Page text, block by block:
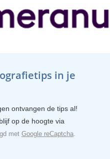
in je
ontvangen de tips al!
op de hoogte via
met Google reCaptcha.